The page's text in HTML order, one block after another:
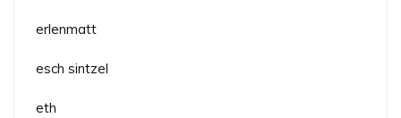
erlenmatt
esch sintzel
eth